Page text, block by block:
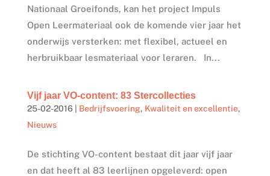
Nationaal Groeifonds, kan het project Impuls
Open Leermateriaal ook de komende vier jaar het
onderwijs versterken: met flexibel, actueel en
herbruikbaar lesmateriaal voor leraren. In...
Vijf jaar VO-content: 83 Stercollecties
25-02-2016| Bedrijfsvoering, Kwaliteit en excellentie,
Nieuws
De stichting VO-content bestaat dit jaar vijf jaar
en dat heeft al 83 leerlijnen opgeleverd: open